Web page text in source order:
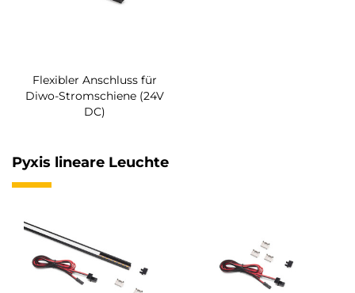
Flexibler Anschluss für
Diwo-Stromschiene (24V
DC)
Pyxis lineare Leuchte